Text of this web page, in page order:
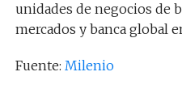
unidades de negocios de
mercados y banca global
Fuente: Milenio